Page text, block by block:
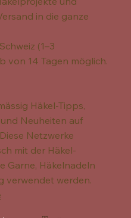
in die ganze
(1–3
von 14 Tagen möglich.
Häkel-Tipps,
Neuheiten auf
Netzwerke
mit der Häkel-
Garne, Häkelnadeln
verwendet werden.